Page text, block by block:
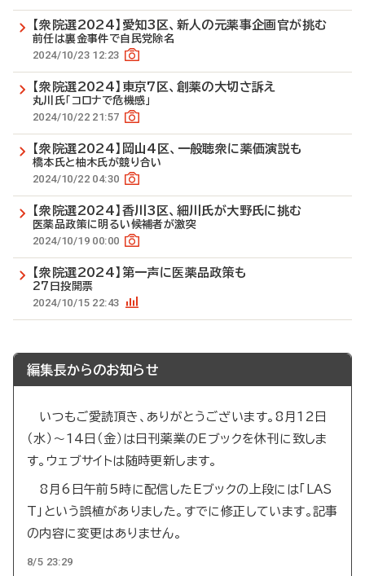
【衆院選2024】愛知3区、新人の元薬事企画官が挑む
前任は裏金事件で自民党除名
2024/10/23 12:23
【衆院選2024】東京7区、創薬の大切さ訴え
丸川氏「コロナで危機感」
2024/10/22 21:57
【衆院選2024】岡山4区、一般聴衆に薬価演説も
橋本氏と柚木氏が競り合い
2024/10/22 04:30
【衆院選2024】香川3区、細川氏が大野氏に挑む
医薬品政策に明るい候補者が激突
2024/10/19 00:00
【衆院選2024】第一声に医薬品政策も
27日投開票
2024/10/15 22:43
編集長からのお知らせ
いつもご愛読頂き、ありがとうございます。8月12日
（水）～14日（金）は日刊薬業のEブックを休刊に致しま
す。ウェブサイトは随時更新します。
8月6日午前5時に配信したEブックの上段には「LAS
T」という誤植がありました。すでに修正しています。記事
の内容に変更はありません。
8/5 23:29